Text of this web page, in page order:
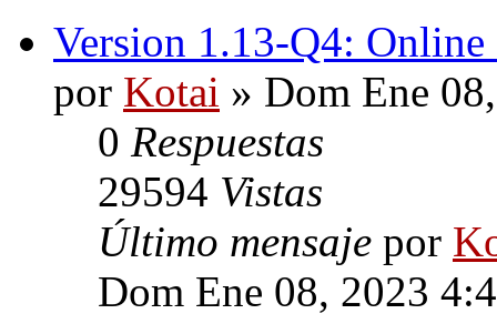
Version 1.13-Q4: Online
por Kotai » Dom Ene
0 Respuestas
29594 Vistas
Último mensaje por
Dom Ene 08, 2023